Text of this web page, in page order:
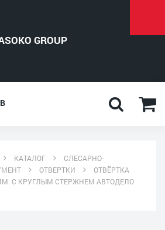
КАТАЛОГ
СЛЕСАРНО-
ОТВЕРТКИ
ОТВЁРТКА
С КРУГЛЫМ СТЕРЖНЕМ АВТОДЕЛО